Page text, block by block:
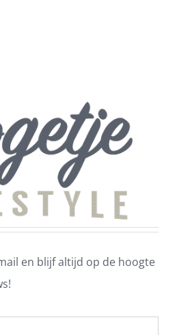
en blijf altijd op de hoogte